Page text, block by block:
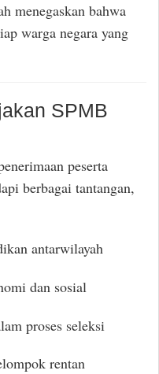
menegaskan bahwa
warga negara yang
SPMB
peserta
berbagai tantangan,
antarwilayah
dan sosial
proses seleksi
rentan